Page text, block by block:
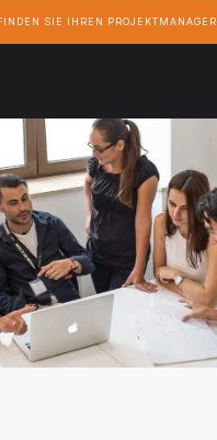
SIE IHREN PROJEKTMANAGER